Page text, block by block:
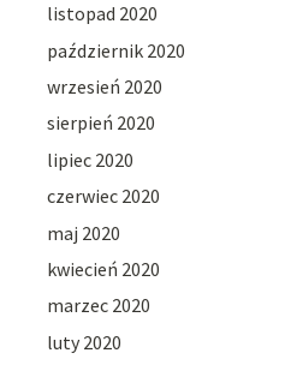
listopad 2020
październik 2020
wrzesień 2020
sierpień 2020
lipiec 2020
czerwiec 2020
maj 2020
kwiecień 2020
marzec 2020
luty 2020